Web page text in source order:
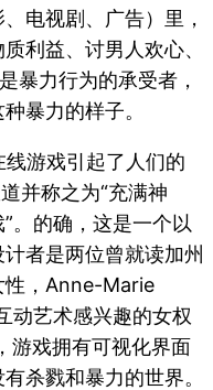
电视剧、广告）里，
利益、讨男人欢心、
暴力行为的承受者，
暴力的样子。
游戏引起了人们的
并称之为“充满神
。的确，这是一个以
者是两位曾就读加州
性，Anne-Marie
动艺术感兴趣的女权
游戏拥有可视化界面
杀戮和暴力的世界。